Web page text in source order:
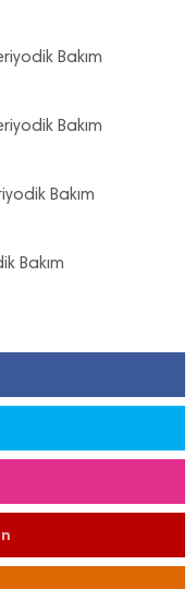
Bakım
Bakım
Bakım
Bakım